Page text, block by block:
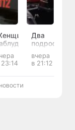
23:14
Два
подростка
в
Ингоде
в Чите
вчера
в 21:12